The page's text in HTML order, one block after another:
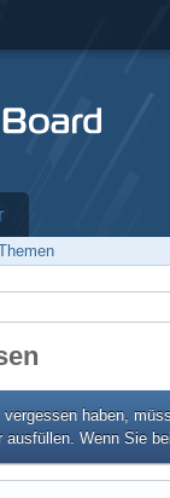
haben,
ausfüllen. Wenn Sie